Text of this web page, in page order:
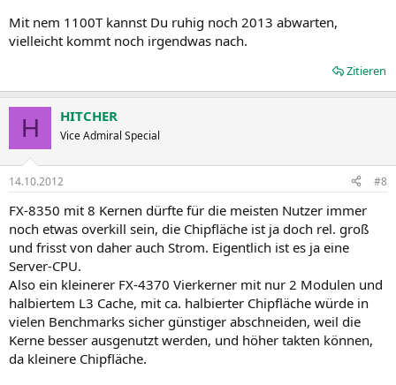
Mit nem 1100T kannst Du ruhig noch 2013 abwarten,
vielleicht kommt noch irgendwas nach.
Zitieren
H HITCHER
Vice Admiral Special
14.10.2012 #8
FX-8350 mit 8 Kernen dürfte für die meisten Nutzer immer
noch etwas overkill sein, die Chipfläche ist ja doch rel. groß
und frisst von daher auch Strom. Eigentlich ist es ja eine
Server-CPU.
Also ein kleinerer FX-4370 Vierkerner mit nur 2 Modulen und
halbiertem L3 Cache, mit ca. halbierter Chipfläche würde in
vielen Benchmarks sicher günstiger abschneiden, weil die
Kerne besser ausgenutzt werden, und höher takten können,
da kleinere Chipfläche.